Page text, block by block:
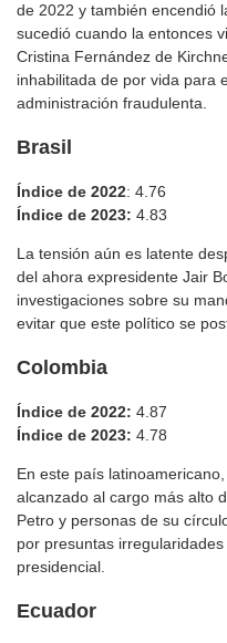
de 2022 y también encendió
sucedió cuando la entonces
Cristina Fernández de
inhabilitada de por vida para
administración fraudulenta.
Brasil
Índice de 2022: 4.76
Índice de 2023: 4.83
La tensión aún es latente
del ahora expresidente Jair
investigaciones sobre su
evitar que este político se
Colombia
Índice de 2022: 4.87
Índice de 2023: 4.78
En este país
alcanzado al cargo más alto
Petro y personas de su
por presuntas
presidencial.
Ecuador